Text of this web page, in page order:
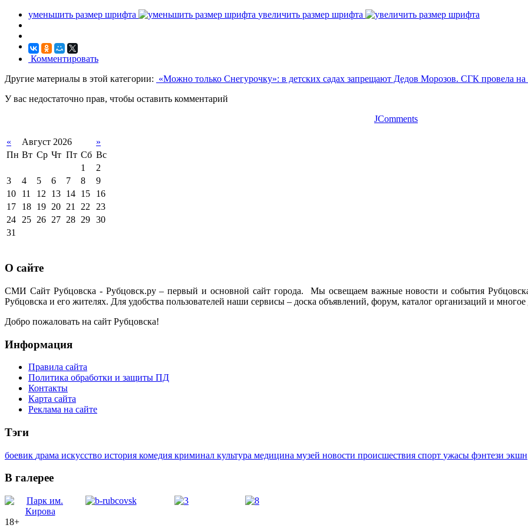
уменьшить размер шрифта
увеличить размер шрифта
Комментировать
Другие материалы в этой категории: «Можно только Снегурочку»: в детских садах запрещают Дедов Морозов. СГК провела
У вас недостаточно прав, чтобы оставить комментарий
JComments
« Август 2026
»
Пн Вт Ср Чт Пт Сб Вс
1
2
3
4 5 6 7 8
9
10
11 12 13 14 15
16
17
18 19 20 21 22
23
24
25 26 27 28 29 30
31
О сайте
СМИ Сайт Рубцовска - Рубцовск.ру – первый и основной сайт города. Мы освещаем важные новости и события
Рубцовска и его жителях. Для удобства пользователей наши сервисы – доска объявлений, форум, каталог организаций и многое
Добро пожаловать на сайт Рубцовска!
Информация
Правила сайта
Политика обработки и защиты ПД
Контакты
Карта сайта
Реклама на сайте
Тэги
боевик драма искусство история комедия криминал культура медицина музей новости происшествия спорт ужасы фэнтези экшн
В галерее
18+